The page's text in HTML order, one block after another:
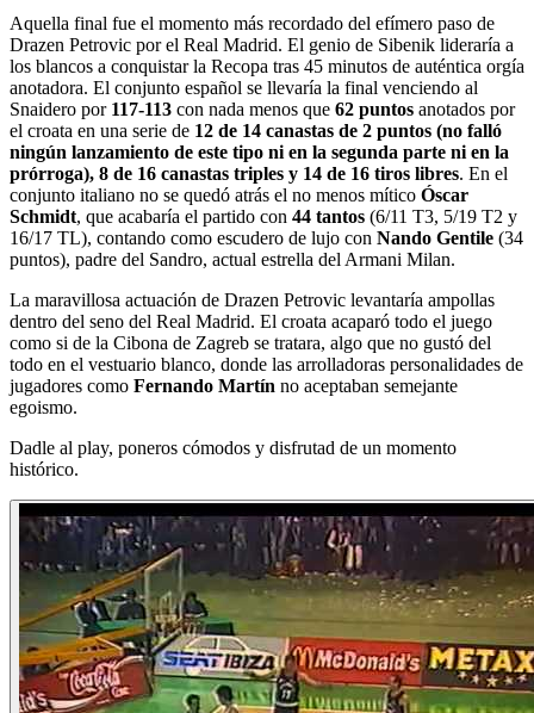
Aquella final fue el momento más recordado del efímero paso de
Drazen Petrovic por el Real Madrid. El genio de Sibenik lideraría a
los blancos a conquistar la Recopa tras 45 minutos de auténtica orgía
anotadora. El conjunto español se llevaría la final venciendo al
Snaidero por 117-113 con nada menos que 62 puntos anotados por
el croata en una serie de 12 de 14 canastas de 2 puntos (no falló
ningún lanzamiento de este tipo ni en la segunda parte ni en la
prórroga), 8 de 16 canastas triples y 14 de 16 tiros libres. En el
conjunto italiano no se quedó atrás el no menos mítico Óscar
Schmidt, que acabaría el partido con 44 tantos (6/11 T3, 5/19 T2 y
16/17 TL), contando como escudero de lujo con Nando Gentile (34
puntos), padre del Sandro, actual estrella del Armani Milan.
La maravillosa actuación de Drazen Petrovic levantaría ampollas
dentro del seno del Real Madrid. El croata acaparó todo el juego
como si de la Cibona de Zagreb se tratara, algo que no gustó del
todo en el vestuario blanco, donde las arrolladoras personalidades de
jugadores como Fernando Martín no aceptaban semejante
egoismo.
Dadle al play, poneros cómodos y disfrutad de un momento
histórico.